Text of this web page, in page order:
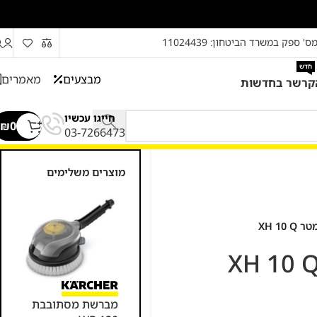
מס' ספק במשרד הביטחון: 11024439
קרשר בחדשות
חדש
מבצעים מאמרים
חייגו עכשיו
03-7266473
₪0
מוצרים משלימים
מברשת מסתובבת